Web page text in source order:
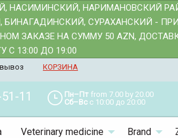
НАСИМИНСКИЙ, НАРИМАНОВСКИЙ
СУРАХАНСКИЙ -
ЗАКАЗЕ НА СУММУ 50 AZN,
С 13:00 ДО 19:00
КОРЗИНА
11 Пн–Пт from 7.00 by 20.00
Сб–Вс с 10:00 до 20:00
Veterinary medicine Brand